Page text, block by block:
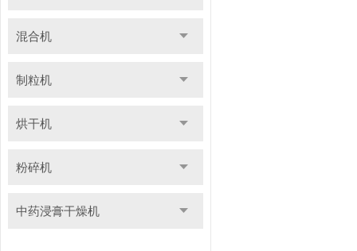
混合机
制粒机
烘干机
粉碎机
中药浸膏干燥机